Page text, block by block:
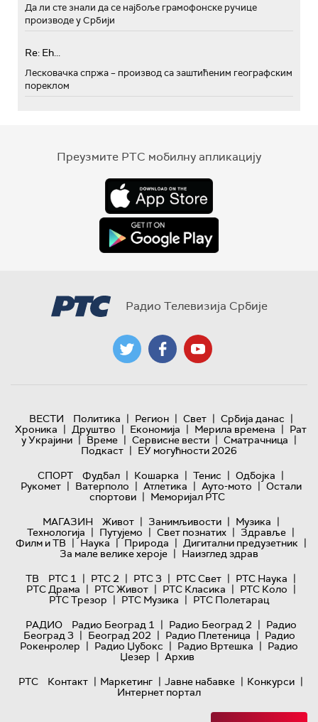
Да ли сте знали да се најбоље грамофонске ручице
производе у Србији
Re: Eh...
Лесковачка спржа – производ са заштићеним географским
пореклом
Преузмите РТС мобилну апликацију
Радио Телевизија Србије
ВЕСТИ Политика | Регион | Свет | Србија данас |
Хроника | Друштво | Економија | Мерила времена | Рат
у Украјини | Време | Сервисне вести | Сматрачница |
Подкаст | ЕУ могућности 2026
СПОРТ
Фудбал | Кошарка | Тенис | Одбојка |
Рукомет | Ватерполо | Атлетика | Ауто-мото | Остали
спортови | Меморијал РТС
МАГАЗИН
Живот | Занимљивости | Музика |
Технологијa | Путујемо | Свет познатих | Здравље |
Филм и ТВ | Наука | Природа | Дигитални предузетник |
За мале велике хероје | Наизглед здрав
ТВ
РТС 1 | РТС 2 | РТС 3 | РТС Свет | РТС Наука |
РТС Драма | РТС Живот | РТС Класика | РТС Коло |
РТС Трезор | РТС Музика | РТС Полетарац
РАДИО
Радио Београд 1 | Радио Београд 2 | Радио
Београд 3 | Београд 202 | Радио Плетеница | Радио
Рокенролер | Радио Џубокс | Радио Вртешка | Радио
Џезер | Архив
РТС
Контакт | Маркетинг | Јавне набавке | Конкурси |
Интернет портал